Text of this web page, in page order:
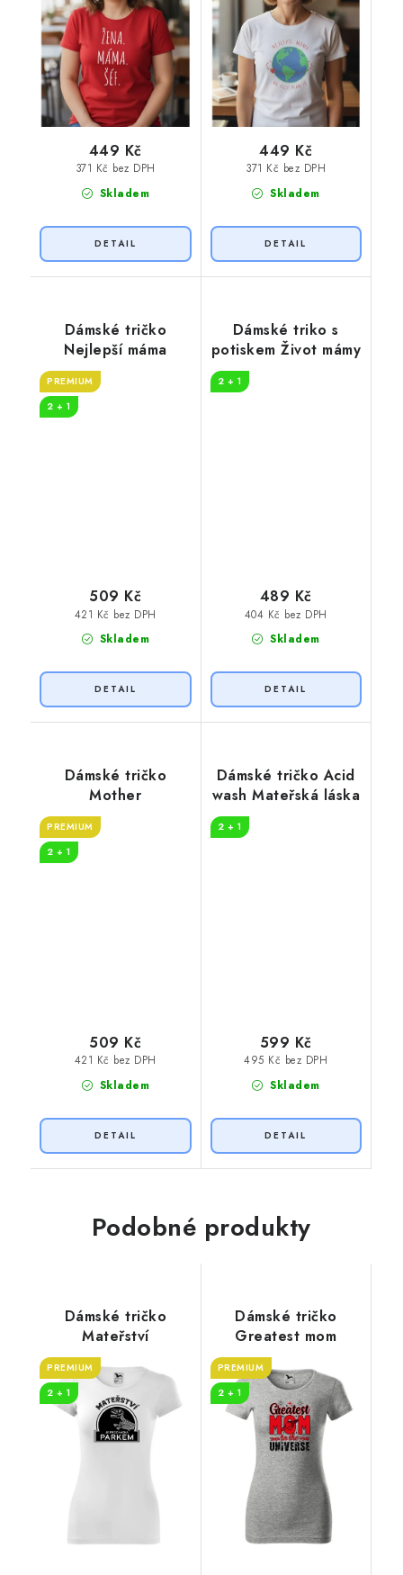
Skladem
371 Kč bez DPH
449 Kč
Skladem
371 Kč bez DPH
449 Kč
Dámské tričko
Nejlepší máma
PREMIUM
2 + 1
Skladem
421 Kč bez DPH
509 Kč
Dámské triko s
potiskem Život mámy
2 + 1
Skladem
404 Kč bez DPH
489 Kč
Dámské tričko
Mother
PREMIUM
2 + 1
Skladem
421 Kč bez DPH
509 Kč
Dámské tričko Acid
wash Mateřská láska
2 + 1
Skladem
495 Kč bez DPH
599 Kč
Podobné produkty
Dámské tričko
Mateřství
PREMIUM
2 + 1
Dámské tričko
Greatest mom
PREMIUM
2 + 1